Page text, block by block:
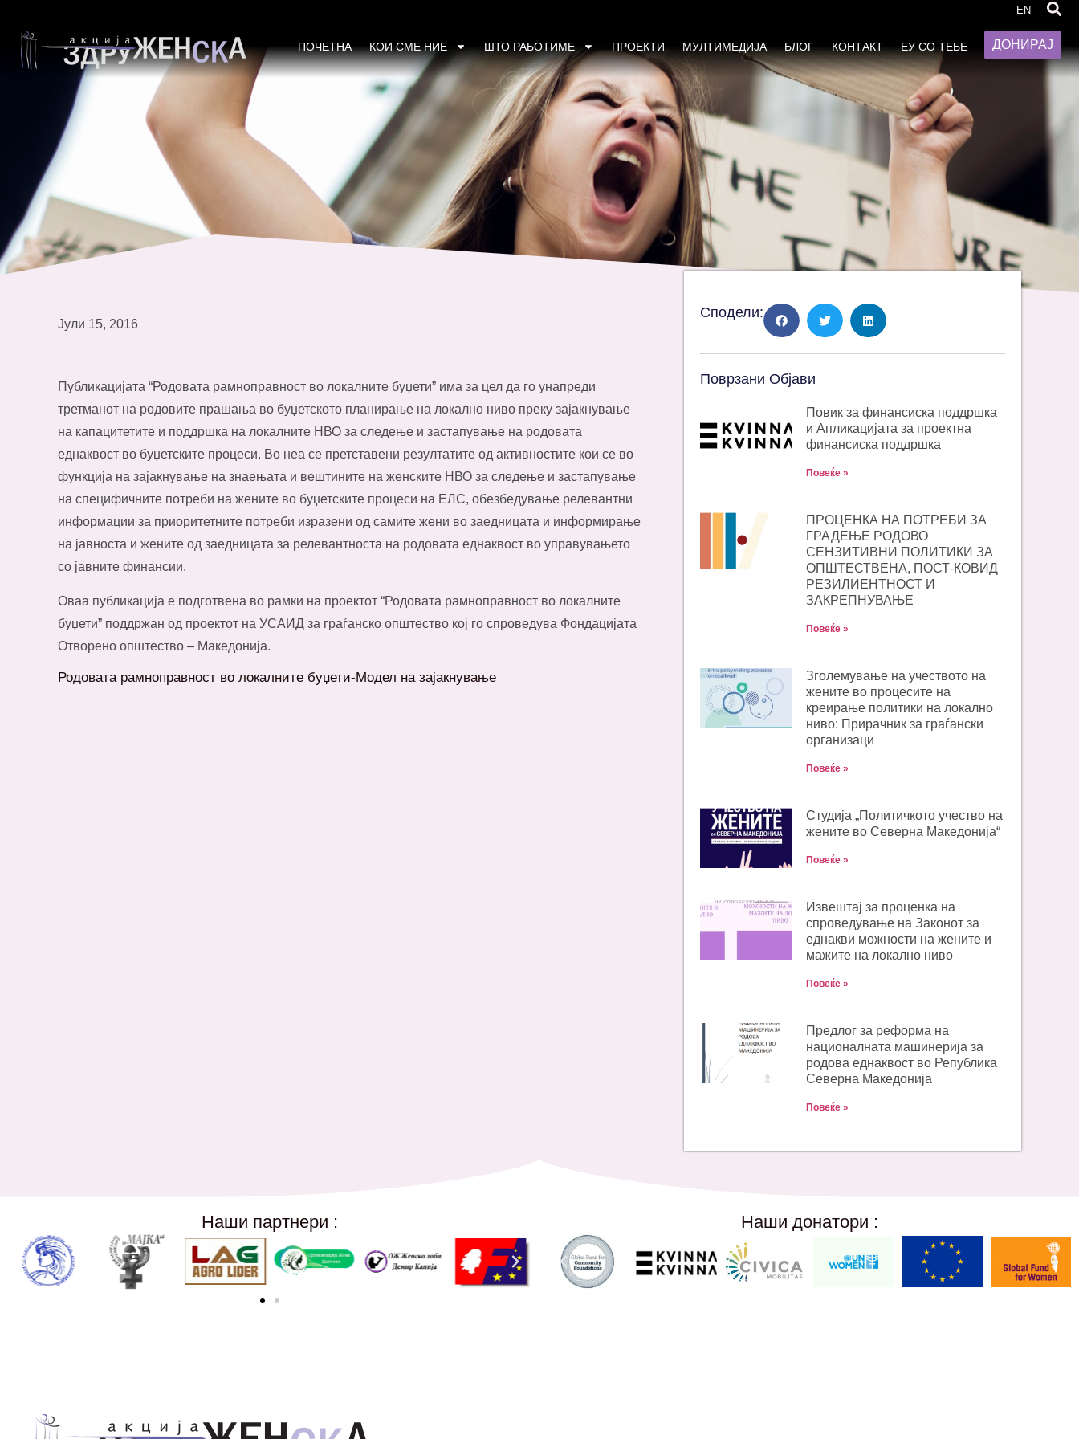
EN
ПОЧЕТНА КОИ СМЕ НИЕ ШТО РАБОТИМЕ ПРОЕКТИ МУЛТИМЕДИЈА БЛОГ КОНТАКТ ЕУ СО ТЕБЕ ДОНИРАЈ
Јули 15, 2016
Публикацијата “Родовата рамноправност во локалните буџети” има за цел да го унапреди
третманот на родовите прашања во буџетското планирање на локално ниво преку зајакнување
на капацитетите и поддршка на локалните НВО за следење и застапување на родовата
еднаквост во буџетските процеси. Во неа се претставени резултатите од активностите кои се во
функција на зајакнување на знаењата и вештините на женските НВО за следење и застапување
на специфичните потреби на жените во буџетските процеси на ЕЛС, обезбедување релевантни
информации за приоритетните потреби изразени од самите жени во заедницата и информирање
на јавноста и жените од заедницата за релевантноста на родовата еднаквост во управувањето
со јавните финансии.
Оваа публикација е подготвена во рамки на проектот “Родовата рамноправност во локалните
буџети” поддржан од проектот на УСАИД за граѓанско општество кој го спроведува Фондацијата
Отворено општество – Македонија.
Родовата рамноправност во локалните буџети-Модел на зајакнување
Сподели:
Поврзани Објави
Повик за финансиска поддршка
и Апликацијата за проектна
финансиска поддршка
Повеќе »
ПРОЦЕНКА НА ПОТРЕБИ ЗА
ГРАДЕЊЕ РОДОВО
СЕНЗИТИВНИ ПОЛИТИКИ ЗА
ОПШТЕСТВЕНА, ПОСТ-КОВИД
РЕЗИЛИЕНТНОСТ И
ЗАКРЕПНУВАЊЕ
Повеќе »
Зголемување на учеството на
жените во процесите на
креирање политики на локално
ниво: Прирачник за граѓански
организаци
Повеќе »
Студија „Политичкото учество на
жените во Северна Македонија“
Повеќе »
Извештај за проценка на
спроведување на Законот за
еднакви можности на жените и
мажите на локално ниво
Повеќе »
Предлог за реформа на
националната машинерија за
родова еднаквост во Република
Северна Македонија
Повеќе »
Наши партнери : Наши донатори :